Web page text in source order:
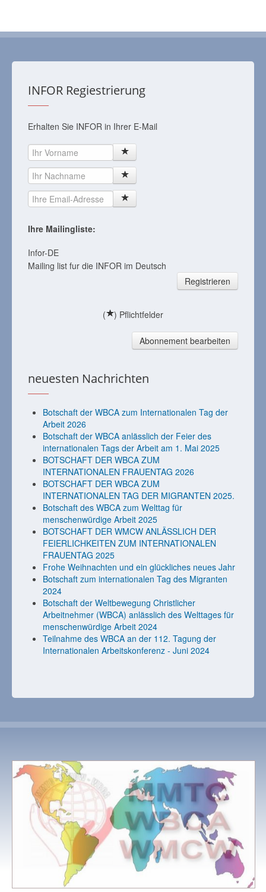
INFOR Regiestrierung
Erhalten Sie INFOR in Ihrer E-Mail
Ihre Mailingliste:
Infor-DE
Mailing list fur die INFOR im Deutsch
Registrieren
( ) Pflichtfelder
Abonnement bearbeiten
neuesten Nachrichten
Botschaft der WBCA zum Internationalen Tag der
Arbeit 2026
Botschaft der WBCA anlässlich der Feier des
internationalen Tags der Arbeit am 1. Mai 2025
BOTSCHAFT DER WBCA ZUM
INTERNATIONALEN FRAUENTAG 2026
BOTSCHAFT DER WBCA ZUM
INTERNATIONALEN TAG DER MIGRANTEN 2025.
Botschaft des WBCA zum Welttag für
menschenwürdige Arbeit 2025
BOTSCHAFT DER WMCW ANLÄSSLICH DER
FEIERLICHKEITEN ZUM INTERNATIONALEN
FRAUENTAG 2025
Frohe Weihnachten und ein glückliches neues Jahr
Botschaft zum internationalen Tag des Migranten
2024
Botschaft der Weltbewegung Christlicher
Arbeitnehmer (WBCA) anlässlich des Welttages für
menschenwürdige Arbeit 2024
Teilnahme des WBCA an der 112. Tagung der
Internationalen Arbeitskonferenz - Juni 2024